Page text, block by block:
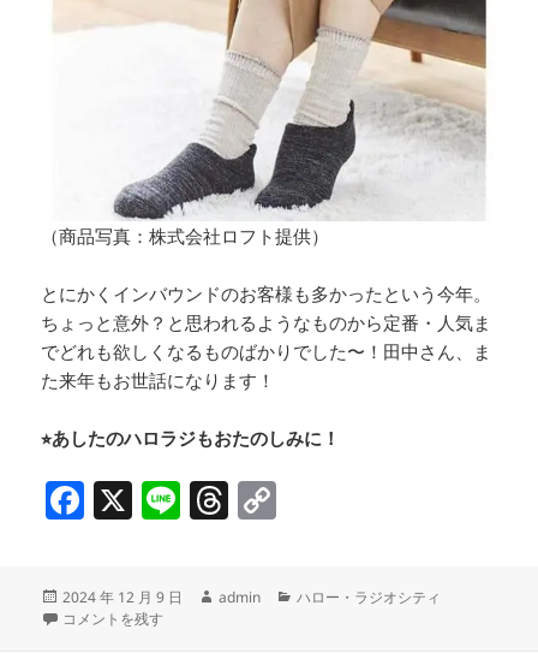
（商品写真：株式会社ロフト提供）
とにかくインバウンドのお客様も多かったという今年。
ちょっと意外？と思われるようなものから定番・人気ま
でどれも欲しくなるものばかりでした〜！田中さん、ま
た来年もお世話になります！
⭐︎あしたのハロラジもおたのしみに！
F
c
e
X Li T
a y
投
稿
2024 年 12 月 9 日
作
admin
カ
ハロー・ラジオシティ
銀座ロフト【2024年売れ筋商品＆あったかグッズ】特集 に
コメントを残す